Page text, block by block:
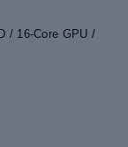
/ 16-Core GPU /